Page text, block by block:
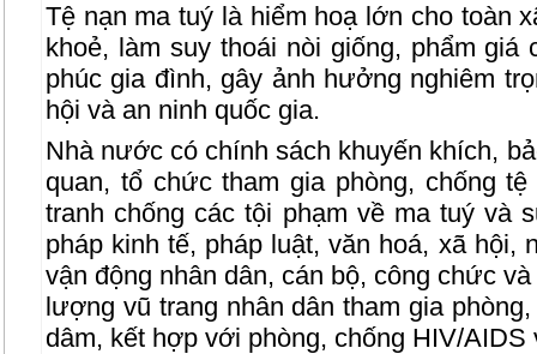
Tệ nạn ma tuý là hiểm hoạ lớn cho toàn
khoẻ, làm suy thoái nòi giống, phẩm giá
phúc gia đình, gây ảnh hưởng nghiêm
hội và an ninh quốc gia.
Nhà nước có chính sách khuyến khích,
quan, tổ chức tham gia phòng, chống
tranh chống các tội phạm về ma tuý và
pháp kinh tế, pháp luật, văn hoá, xã hội,
vận động nhân dân, cán bộ, công chức
lượng vũ trang nhân dân tham gia
dâm, kết hợp với phòng, chống HIV/AIDS